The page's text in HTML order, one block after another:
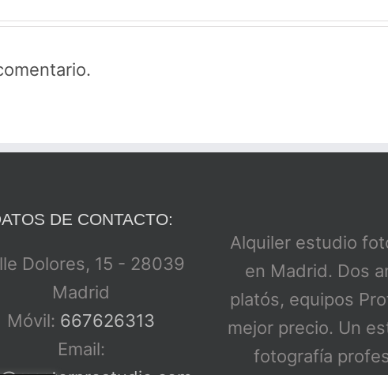
DE CONTACTO:
Dolores, 15 - 28039
Madrid
Móvil: 667626313
Email:
Alquiler estudio
en Madrid. Dos
platós, equipos
mejor precio. Un
fotografía